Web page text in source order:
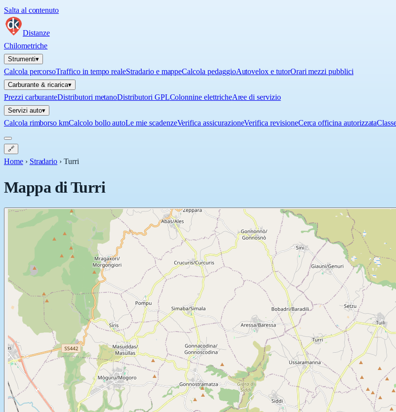
Salta al contenuto
Distanze
Chilometriche
Strumenti▾
Calcola percorsoTraffico in tempo realeStradario e mappeCalcola pedaggioAutovelox e tutorOrari mezzi pubblici
Carburante & ricarica▾
Prezzi carburanteDistributori metanoDistributori GPLColonnine elettricheAree di servizio
Servizi auto▾
Calcola rimborso kmCalcolo bollo autoLe mie scadenzeVerifica assicurazioneVerifica revisioneCerca officina autorizzata
🔗
Home › Stradario ›Turri
Mappa diTurri